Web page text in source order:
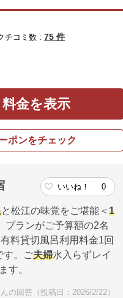
チコミ数 : 75 件
料金を表示
ポンをチェック
いいね！ 0
と松江の味覚をご堪能＜ 1
プランがご予算額の2名
料貸切風呂利用料金1回
す。ご夫婦水入らずレイ
す。
の回答（投稿日：2026/2/22）